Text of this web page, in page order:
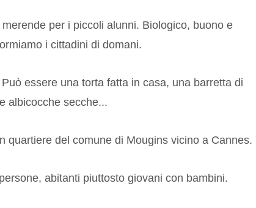
per i piccoli alunni. Biologico, buono e
i cittadini di domani.
essere una torta fatta in casa, una barretta di
albicocche secche...
quartiere del comune di Mougins vicino a Cannes.
abitanti piuttosto giovani con bambini.